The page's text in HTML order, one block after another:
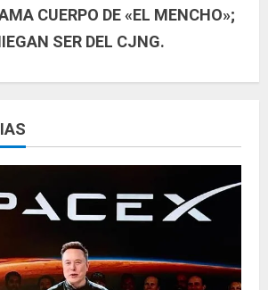
CUERPO DE «EL MENCHO»;
SER DEL CJNG.